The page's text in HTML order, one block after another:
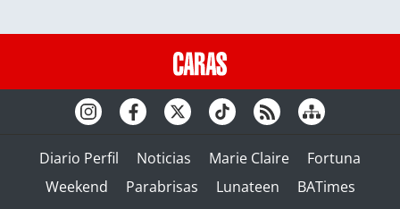
Diario Perfil Noticias Marie Claire
Fortuna
Weekend
Parabrisas Lunateen BATimes